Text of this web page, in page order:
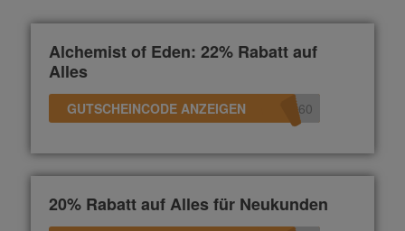
Alchemist of Eden: 22% Rabatt auf
Alles
GUTSCHEINCODE ANZEIGEN 60
20% Rabatt auf Alles für Neukunden